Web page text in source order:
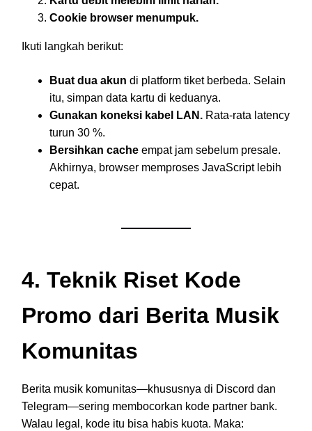
Cookie browser menumpuk.
Ikuti langkah berikut:
Buat dua akun di platform tiket berbeda. Selain
itu, simpan data kartu di keduanya.
Gunakan koneksi kabel LAN. Rata-rata latency
turun 30 %.
Bersihkan cache empat jam sebelum presale.
Akhirnya, browser memproses JavaScript lebih
cepat.
4. Teknik Riset Kode
Promo dari Berita Musik
Komunitas
Berita musik komunitas—khususnya di Discord dan
Telegram—sering membocorkan kode partner bank.
Walau legal, kode itu bisa habis kuota. Maka: